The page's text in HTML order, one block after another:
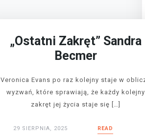
„Ostatni Zakręt” Sandra
Becmer
Veronica Evans po raz kolejny staje w
wyzwań, które sprawiają, że każdy kolejny
zakręt jej życia staje się […]
29 SIERPNIA, 2025 READ